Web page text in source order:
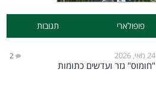
פופולארי תגובות
24 מאי, 2026 2
"חומוס" גזר ועדשים כתומות